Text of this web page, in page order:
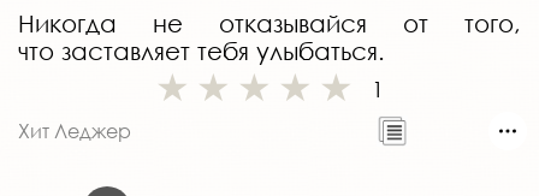
Никогда не отказывайся от того,
что заставляет тебя улыбаться.
1
Хит Леджер